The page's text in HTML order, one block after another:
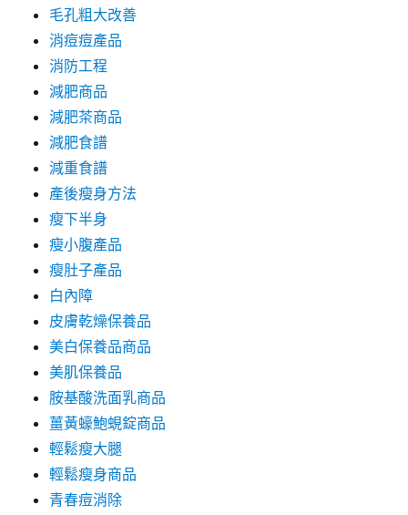
毛孔粗大改善
消痘痘產品
消防工程
減肥商品
減肥茶商品
減肥食譜
減重食譜
產後瘦身方法
瘦下半身
瘦小腹產品
瘦肚子產品
白內障
皮膚乾燥保養品
美白保養品商品
美肌保養品
胺基酸洗面乳商品
薑黃蠔鮑蜆錠商品
輕鬆瘦大腿
輕鬆瘦身商品
青春痘消除